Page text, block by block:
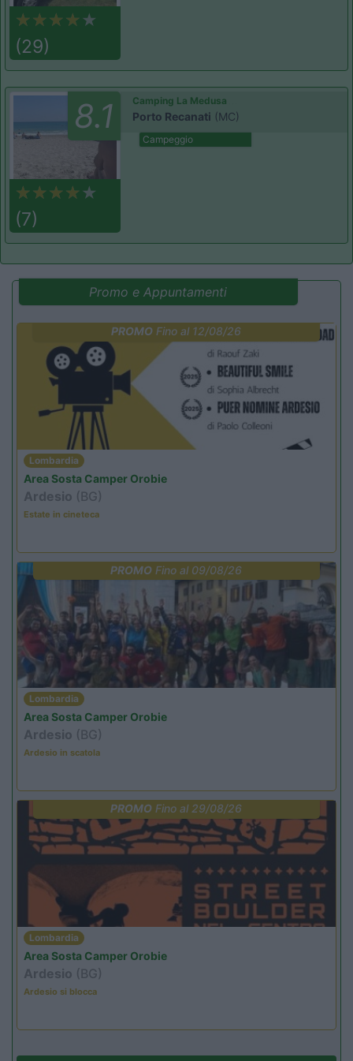
(29)
8.1
(7)
Camping La Medusa
Porto Recanati (MC)
Campeggio
Promo e Appuntamenti
PROMO Fino al 12/08/26
Lombardia
Area Sosta Camper Orobie
Ardesio (BG)
Estate in cineteca
PROMO Fino al 09/08/26
Lombardia
Area Sosta Camper Orobie
Ardesio (BG)
Ardesio in scatola
PROMO Fino al 29/08/26
Lombardia
Area Sosta Camper Orobie
Ardesio (BG)
Ardesio si blocca